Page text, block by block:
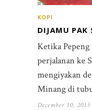
KOPI
DIJAMU PAK
Ketika Pepeng
perjalanan ke
mengiyakan
Minang di
December 10, 2015